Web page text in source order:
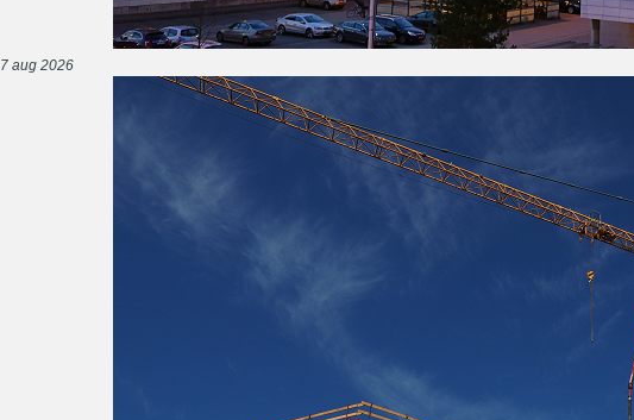
7 aug 2026